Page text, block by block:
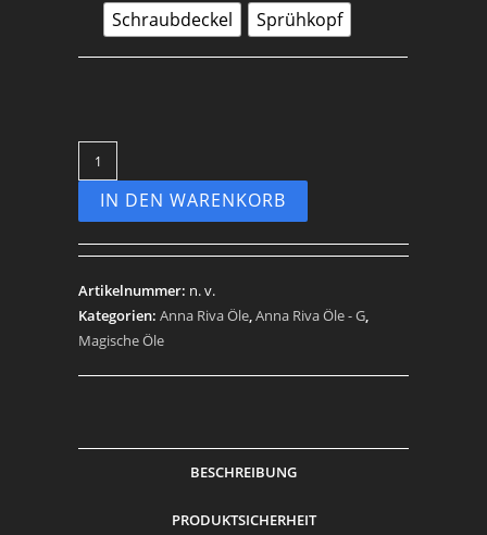
Schraubdeckel Sprühkopf
Geranium
-
Anna
Öl
(10
ml)
Menge
IN DEN WARENKORB
Artikelnummer: n. v.
Kategorien:Anna Riva Öle,Anna Riva Öle - G,
Magische Öle
BESCHREIBUNG
PRODUKTSICHERHEIT